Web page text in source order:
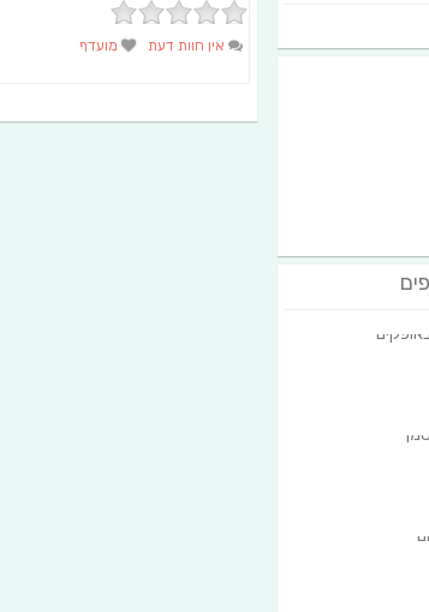
אין חוות דעת מועדף